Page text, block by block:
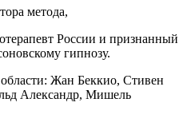
метода,
России и признанный
гипнозу.
Жан Беккио, Стивен
Александр, Мишель